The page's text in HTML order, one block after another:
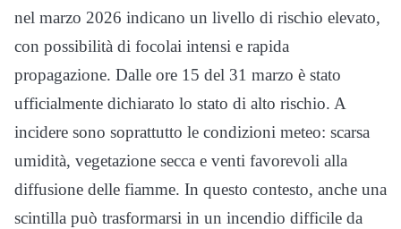
nel marzo 2026 indicano un livello di rischio elevato,
con possibilità di focolai intensi e rapida
propagazione. Dalle ore 15 del 31 marzo è stato
ufficialmente dichiarato lo stato di alto rischio. A
incidere sono soprattutto le condizioni meteo: scarsa
umidità, vegetazione secca e venti favorevoli alla
diffusione delle fiamme. In questo contesto, anche una
scintilla può trasformarsi in un incendio difficile da